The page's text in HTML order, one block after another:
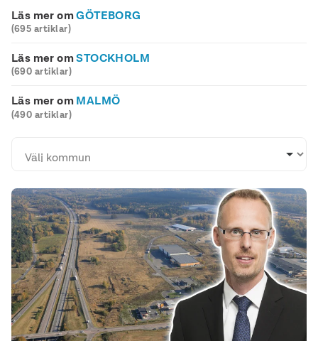
Läs mer omGÖTEBORG
(695 artiklar)
Läs mer omSTOCKHOLM
(690 artiklar)
Läs mer omMALMÖ
(490 artiklar)